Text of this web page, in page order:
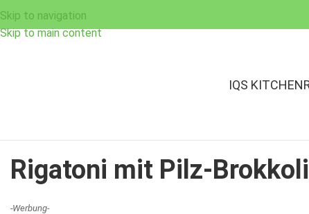
Skip to navigation
Skip to main content
IQS KITCHEN
Rigatoni mit Pilz-
-Werbung-